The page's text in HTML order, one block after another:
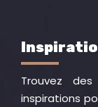
Trouvez
inspirations